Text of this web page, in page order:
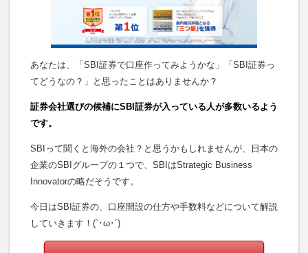
あなたは、「SBI証券で口座作ってみようかな」「SBI証券っ
てどうなの？」と思ったことはありませんか？
証券会社選びの候補にSBI証券が入っている人が多数いるよう
です。
SBIって聞くと海外の会社？と思うかもしれませんが、日本の
企業のSBIグループの１つで、SBIはStrategic Business
Innovatorの略だそうです。
今日はSBI証券の、口座開設の仕方や手数料などについて解説
していきます！(`･ω･´)